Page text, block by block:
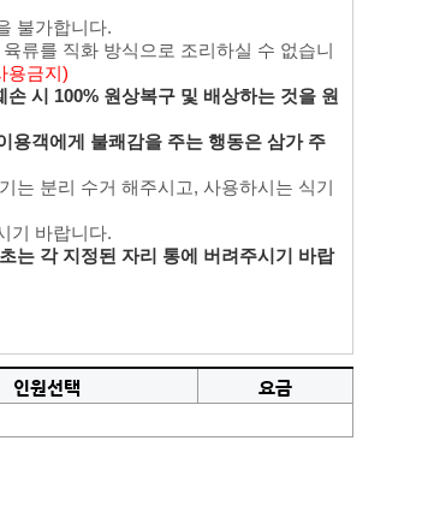
불가합니다.
류를 직화 방식으로 조리하실 수 없습니
용금지)
시 100% 원상복구 및 배상하는 것을 원
용객에게 불쾌감을 주는 행동은 삼가 주
는 분리 수거 해주시고, 사용하시는 식기
기 바랍니다.
는 각 지정된 자리 통에 버려주시기 바랍
인원선택
요금